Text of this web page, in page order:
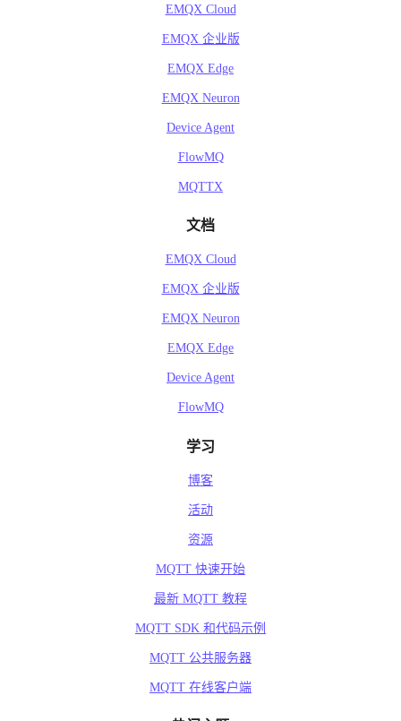
EMQX Cloud
EMQX 企业版
EMQX Edge
EMQX Neuron
Device Agent
FlowMQ
MQTTX
文档
EMQX Cloud
EMQX 企业版
EMQX Neuron
EMQX Edge
Device Agent
FlowMQ
学习
博客
活动
资源
MQTT 快速开始
最新 MQTT 教程
MQTT SDK 和代码示例
MQTT 公共服务器
MQTT 在线客户端